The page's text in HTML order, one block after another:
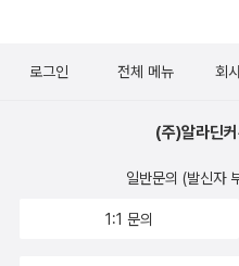
브리지 대학 출판부의 '약사'(A
00-2002)라는 이름으로 나왔
인 '케임브리지 도판 역사
시리즈 중에서는 프랑스, 중국,
일반 역사가 아니라 개별 분야의
로그인 전체 메뉴 회
(주)알라딘
일반문의 (발신자
1:1 문의